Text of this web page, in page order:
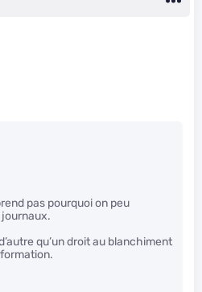
pas pourquoi on peu
qu’un droit au blanchiment